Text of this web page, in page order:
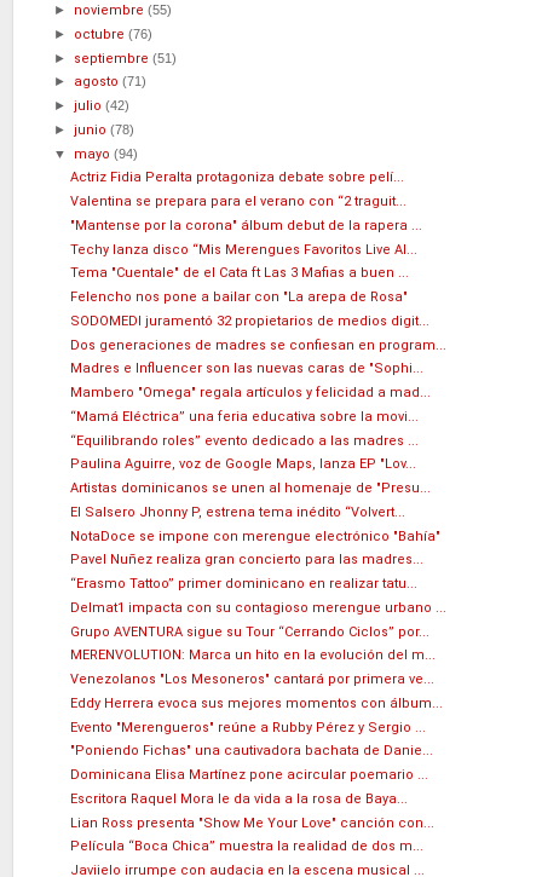
► noviembre(55)
► octubre(76)
► septiembre(51)
► agosto(71)
►julio(42)
►junio(78)
▼ mayo(94)
Actriz Fidia Peralta protagoniza debate sobre pelí...
Valentina se prepara para el verano con “2 traguit...
"Mantense por la corona" álbum debut de la rapera ...
Techy lanza disco “Mis Merengues Favoritos Live Al...
Tema "Cuentale" de el Cata ft Las 3 Mafias a buen ...
Felencho nos pone a bailar con "La arepa de Rosa"
SODOMEDI juramentó 32 propietarios de medios digit...
Dos generaciones de madres se confiesan en program...
Madres e Influencer son las nuevas caras de "Sophi...
Mambero "Omega" regala artículos y felicidad a mad...
“Mamá Eléctrica” una feria educativa sobre la movi...
“Equilibrando roles” evento dedicado a las madres ...
Paulina Aguirre, voz de Google Maps, lanza EP "Lov...
Artistas dominicanos se unen al homenaje de "Presu...
El Salsero Jhonny P, estrena tema inédito “Volvert...
NotaDoce se impone con merengue electrónico "Bahía"
Pavel Nuñez realiza gran concierto para las madres...
“Erasmo Tattoo” primer dominicano en realizar tatu...
Delmat1 impacta con su contagioso merengue urbano ...
Grupo AVENTURA sigue su Tour “Cerrando Ciclos” por...
MERENVOLUTION: Marca un hito en la evolución del m...
Venezolanos "Los Mesoneros" cantará por primera ve...
Eddy Herrera evoca sus mejores momentos con álbum...
Evento "Merengueros" reúne a Rubby Pérez y Sergio ...
"Poniendo Fichas" una cautivadora bachata de Danie...
Dominicana Elisa Martínez pone acircular poemario ...
Escritora Raquel Mora le da vida a la rosa de Baya...
Lian Ross presenta "Show Me Your Love" canción con...
Película “Boca Chica” muestra la realidad de dos m...
Javiielo irrumpe con audacia en la escena musical ...